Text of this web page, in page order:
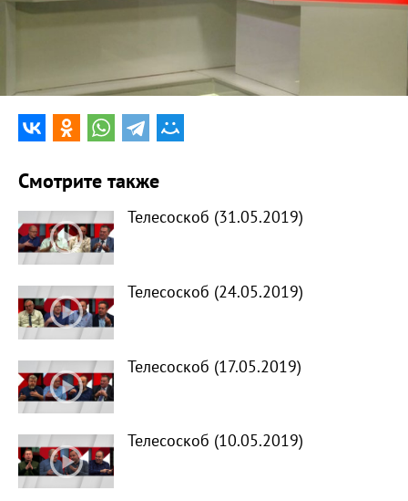
Смотрите также
Телесоскоб (31.05.2019)
Телесоскоб (24.05.2019)
Телесоскоб (17.05.2019)
Телесоскоб (10.05.2019)